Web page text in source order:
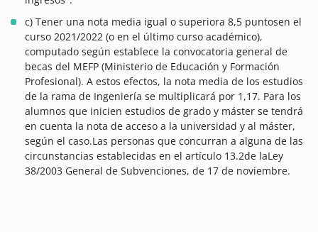
c) Tener una nota media igual o superiora 8,5 puntosen el
curso 2021/2022 (o en el último curso académico),
computado según establece la convocatoria general de
becas del MEFP (Ministerio de Educación y Formación
Profesional). A estos efectos, la nota media de los estudios
de la rama de Ingeniería se multiplicará por 1,17. Para los
alumnos que inicien estudios de grado y máster se tendrá
en cuenta la nota de acceso a la universidad y al máster,
según el caso.Las personas que concurran a alguna de las
circunstancias establecidas en el artículo 13.2de laLey
38/2003 General de Subvenciones, de 17 de noviembre.